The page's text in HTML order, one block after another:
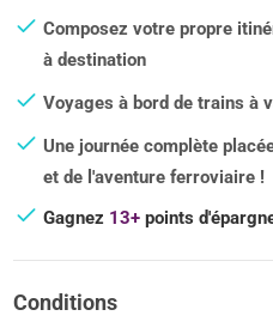
Composez votre propre
à destination
Voyages à bord de trains à
Une journée complète
et de l'aventure ferroviaire !
Gagnez 13+ points
Conditions